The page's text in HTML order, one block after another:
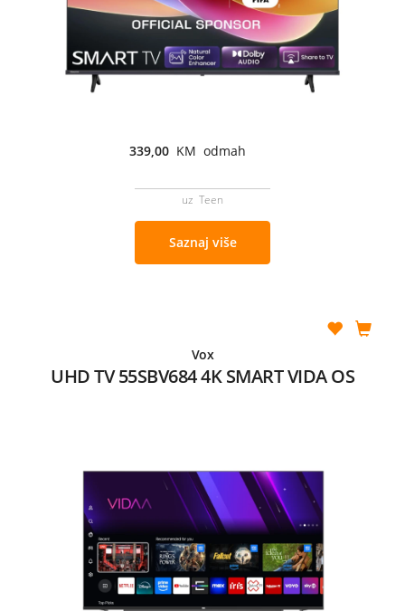
339,00 KM odmah
uz Teen
Saznaj više
Vox
UHD TV 55SBV684 4K SMART VIDA OS